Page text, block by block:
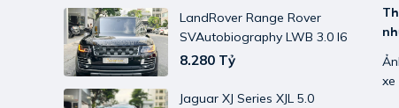
xe
LandRover Range Rover
SVAutobiography LWB 3.0 I6
8.280 Tỷ
Jaguar XJ Series XJL 5.0